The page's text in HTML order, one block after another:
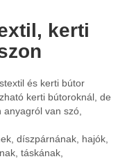
kerti
és kerti bútor
kerti bútoroknál, de
van szó,
díszpárnának, hajók,
táskának,